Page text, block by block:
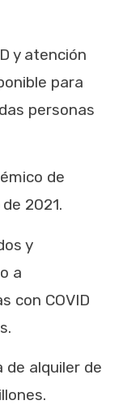
y atención
para
personas
de
2021.
y
a
con COVID
de alquiler de